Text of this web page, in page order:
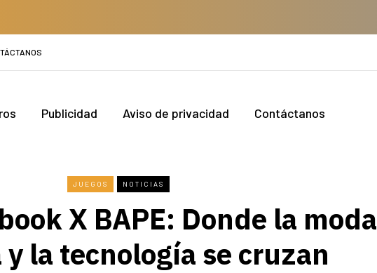
Publicidad Aviso de privacidad Contáctanos
JUEGOS NOTICIAS
X BAPE: Donde la moda
la tecnología se cruzan